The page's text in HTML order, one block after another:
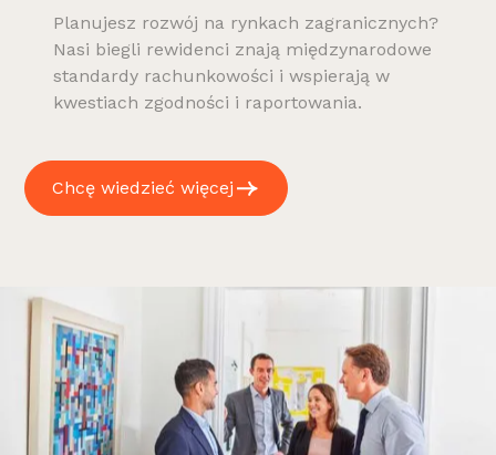
Planujesz rozwój na rynkach zagranicznych?
Nasi biegli rewidenci znają międzynarodowe
standardy rachunkowości i wspierają w
kwestiach zgodności i raportowania.
Chcę wiedzieć więcej